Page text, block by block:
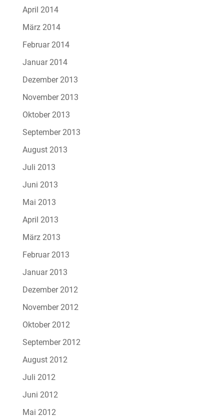
April 2014
März 2014
Februar 2014
Januar 2014
Dezember 2013
November 2013
Oktober 2013
September 2013
August 2013
Juli 2013
Juni 2013
Mai 2013
April 2013
März 2013
Februar 2013
Januar 2013
Dezember 2012
November 2012
Oktober 2012
September 2012
August 2012
Juli 2012
Juni 2012
Mai 2012